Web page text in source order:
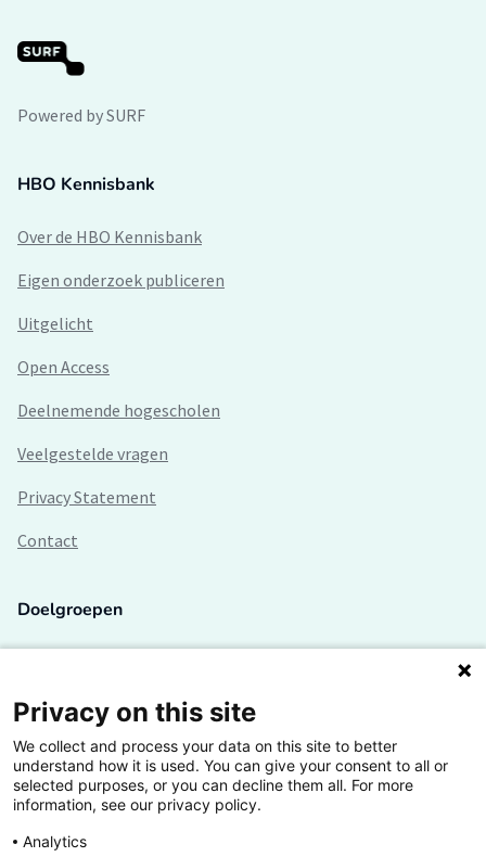
Powered by SURF
HBO Kennisbank
Over de HBO Kennisbank
Eigen onderzoek publiceren
Uitgelicht
Open Access
Deelnemende hogescholen
Veelgestelde vragen
Privacy Statement
Contact
Doelgroepen
Lectoren en onderzoekers
Bedrijven
Hogescholen
Privacy on this site
We collect and process your data on this site to better
understand how it is used. You can give your consent to all or
selected purposes, or you can decline them all. For more
information, see our privacy policy.
Analytics